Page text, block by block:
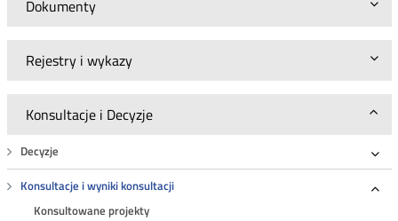
Dokumenty
Rejestry i wykazy
Konsultacje i Decyzje
Decyzje
Konsultacje i wyniki konsultacji
Konsultowane projekty